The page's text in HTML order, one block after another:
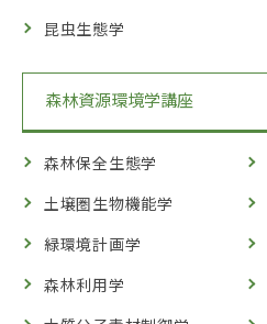
昆虫生態学
森林資源環境学講座
森林保全生態学
土壌圏生物機能学
緑環境計画学
森林利用学